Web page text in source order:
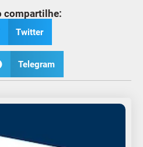
compartilhe:
Twitter
Telegram